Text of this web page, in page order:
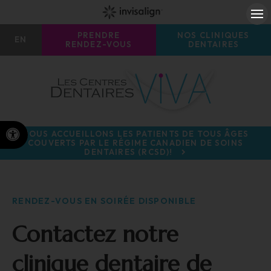
Version accessible
PRENDRE
RENDEZ-VOUS
NOS CLINIQUES
DENTAIRES
NOUS ACCUEILLONS LES PATIENTS DE TOUS ÂGES
COUVERTS PAR LE RÉGIME CANADIEN DE SOINS
DENTAIRES (RCSD)!
RENDEZ-VOUS EN SOIRÉE DISPONIBLE
Contactez notre
clinique dentaire de